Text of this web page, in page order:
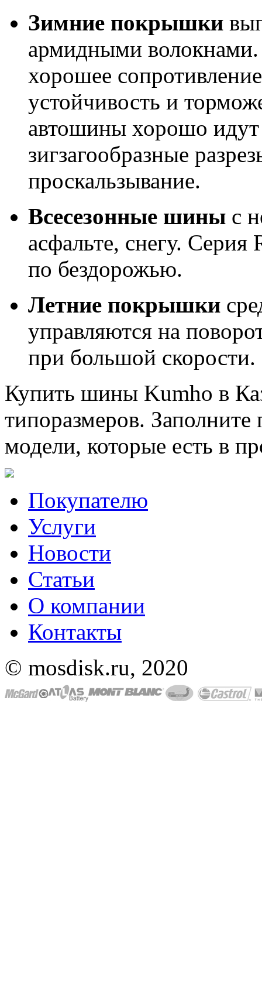
Зимние покрышки
армидными
хорошее
устойчивость и
автошины хорошо идут
зигзагообразные
проскальзывание.
Всесезонные шины с
асфальте, снегу. Серия
по бездорожью.
Летние покрышки
управляются на
при большой скорости.
Купить шины Kumho в
типоразмеров. Заполните
модели, которые есть в
Покупателю
Услуги
Новости
Статьи
О компании
Контакты
© mosdisk.ru, 2020